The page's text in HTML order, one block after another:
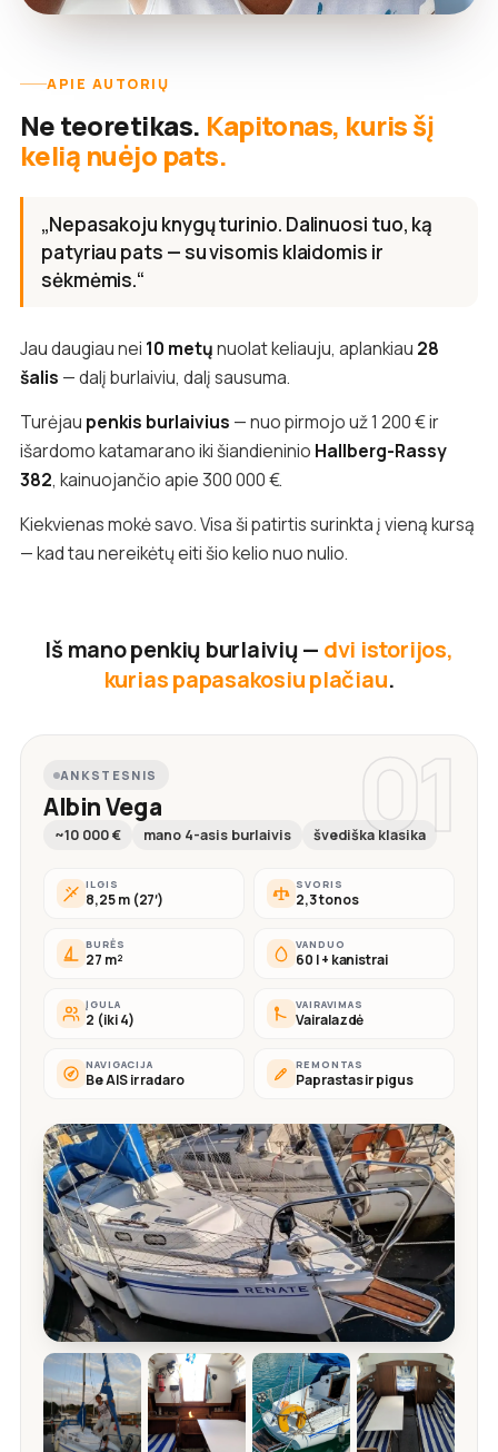
APIE AUTORIŲ
Ne teoretikas. Kapitonas, kuris šį
kelią nuėjo pats.
„Nepasakoju knygų turinio. Dalinuosi tuo, ką
patyriau pats — su visomis klaidomis ir
sėkmėmis.“
Jau daugiau nei 10 metųnuolat keliauju, aplankiau 28
šalis — dalį burlaiviu, dalį sausuma.
Turėjau penkis burlaivius — nuo pirmojo už 1 200 € ir
išardomo katamarano iki šiandieninio Hallberg-Rassy
382, kainuojančio apie 300 000 €.
Kiekvienas mokė savo. Visa ši patirtis surinkta į vieną kursą
— kad tau nereikėtų eiti šio kelio nuo nulio.
Iš mano penkių burlaivių — dvi istorijos,
kurias papasakosiu plačiau.
01
ANKSTESNIS
Albin Vega
~10 000 € mano 4-asis burlaivis švediška klasika
ILGIS
8,25 m (27′)
SVORIS
2,3 tonos
BURĖS
27 m²
VANDUO
60 l + kanistrai
ĮGULA
2 (iki 4)
VAIRAVIMAS
Vairalazdė
NAVIGACIJA
Be AIS ir radaro
REMONTAS
Paprastas ir pigus